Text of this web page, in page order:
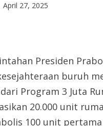
April 27, 2025
Presiden
buruh
Program 3 Juta
20.000 unit
100 unit